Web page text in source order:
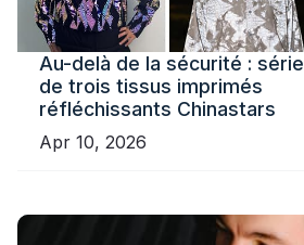
Au-delà de la sécurité : série
de trois tissus imprimés
réfléchissants Chinastars
Apr 10, 2026